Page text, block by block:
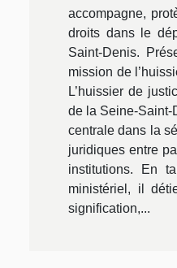
accompagne,
droits dans le
Saint-Denis.
mission de
L’huissier de
de la Seine-Saint-
centrale dans la
juridiques entre
institutions. En
ministériel, il
signification,...